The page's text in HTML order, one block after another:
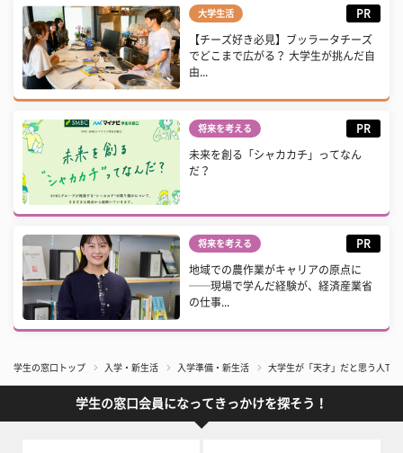
大学生活 PR
【チーズ好き必見】ブッラータチーズ
でどこまで広がる？ 大学生が挑んだ自
由...
将来を考える PR
未来を創る「シャカカチ」ってなん
だ？
将来を考える PR
地域での農作業がキャリアの原点に
──現場で学んだ経験が、経済産業省
の仕事...
学生の窓口トップ 入学・新生活 入学準備・新生活 大学生が「天才」だと思う人
学生の窓口会員になってきっかけを探そう！